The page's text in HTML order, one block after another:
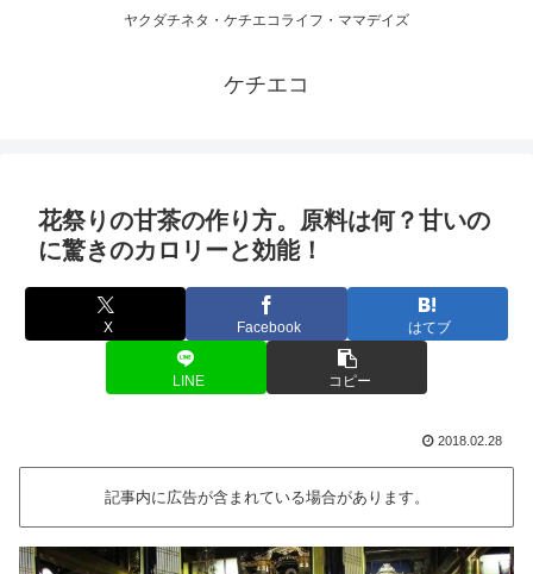
ヤクダチネタ・ケチエコライフ・ママデイズ
ケチエコ
花祭りの甘茶の作り方。原料は何？甘いの
に驚きのカロリーと効能！
X Facebook はてブ
LINE コピー
2018.02.28
記事内に広告が含まれている場合があります。